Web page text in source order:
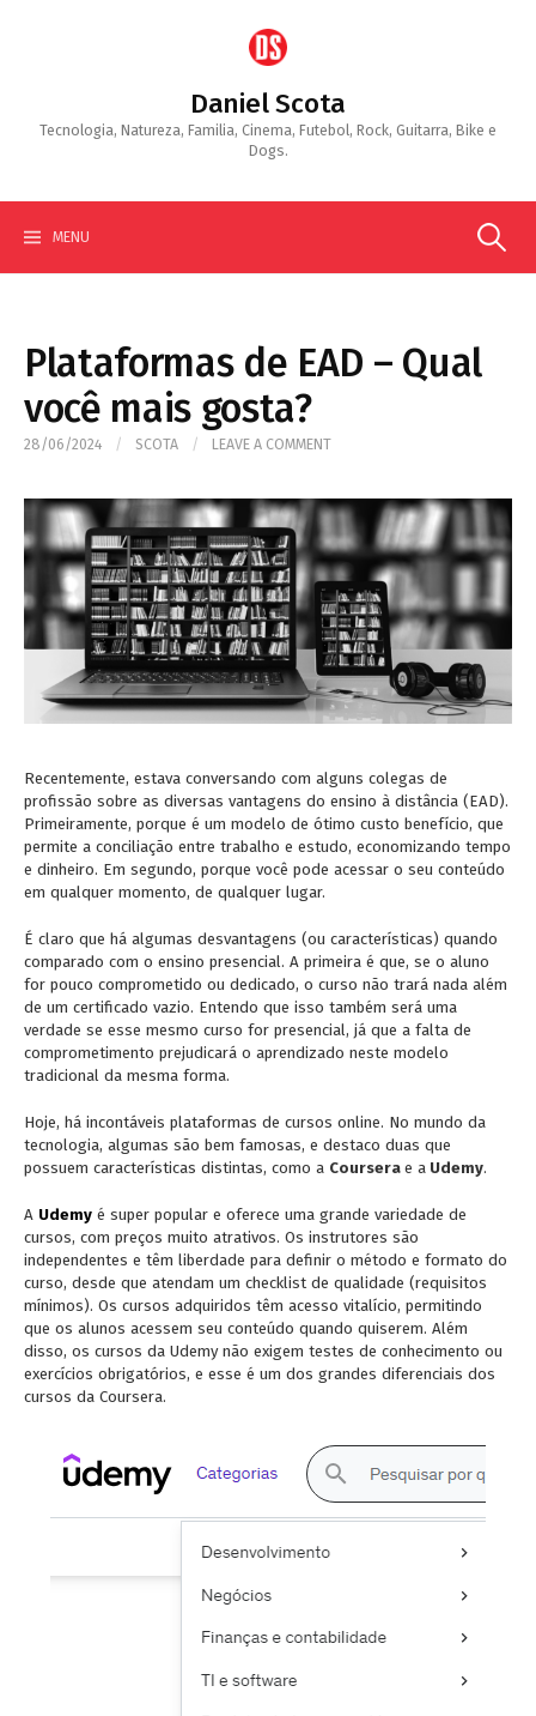
Daniel Scota
Tecnologia, Natureza, Familia, Cinema, Futebol, Rock, Guitarra, Bike e
Dogs.
MENU Search
Plataformas de EAD – Qual
você mais gosta?
28/06/2024 / SCOTA / LEAVE A COMMENT
Recentemente, estava conversando com alguns colegas de
profissão sobre as diversas vantagens do ensino à distância (EAD).
Primeiramente, porque é um modelo de ótimo custo benefício, que
permite a conciliação entre trabalho e estudo, economizando tempo
e dinheiro. Em segundo, porque você pode acessar o seu conteúdo
em qualquer momento, de qualquer lugar.
É claro que há algumas desvantagens (ou características) quando
comparado com o ensino presencial. A primeira é que, se o aluno
for pouco comprometido ou dedicado, o curso não trará nada além
de um certificado vazio. Entendo que isso também será uma
verdade se esse mesmo curso for presencial, já que a falta de
comprometimento prejudicará o aprendizado neste modelo
tradicional da mesma forma.
Hoje, há incontáveis plataformas de cursos online. No mundo da
tecnologia, algumas são bem famosas, e destaco duas que
possuem características distintas, como a Coursera e a Udemy.
A Udemy é super popular e oferece uma grande variedade de
cursos, com preços muito atrativos. Os instrutores são
independentes e têm liberdade para definir o método e formato do
curso, desde que atendam um checklist de qualidade (requisitos
mínimos). Os cursos adquiridos têm acesso vitalício, permitindo
que os alunos acessem seu conteúdo quando quiserem. Além
disso, os cursos da Udemy não exigem testes de conhecimento ou
exercícios obrigatórios, e esse é um dos grandes diferenciais dos
cursos da Coursera.